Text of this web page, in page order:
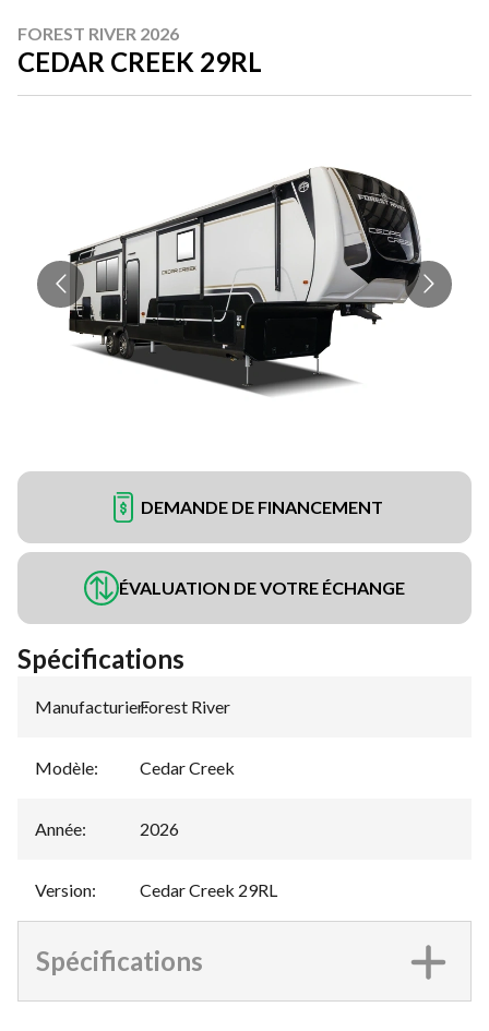
FOREST RIVER 2026
CEDAR CREEK 29RL
DEMANDE DE FINANCEMENT
ÉVALUATION DE VOTRE ÉCHANGE
Spécifications
Manufacturier:
Forest River
Modèle: Cedar Creek
Année: 2026
Version: Cedar Creek 29RL
Spécifications